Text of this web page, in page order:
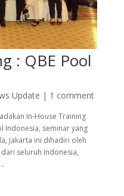
: QBE Pool
Update | 1 comment
In-House Training
Indonesia, seminar yang
Jakarta ini dihadiri oleh
seluruh Indonesia,